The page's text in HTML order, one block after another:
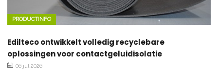
PRODUCTINFO
Edilteco ontwikkelt volledig recyclebare
oplossingen voor contactgeluidisolatie
06 jul 2026